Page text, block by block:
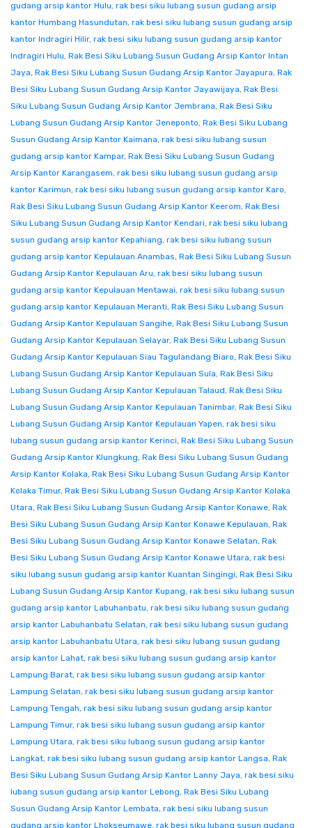
gudang arsip kantor Hulu, rak besi siku lubang susun gudang arsip
kantor Humbang Hasundutan, rak besi siku lubang susun gudang arsip
kantor Indragiri Hilir, rak besi siku lubang susun gudang arsip kantor
Indragiri Hulu, Rak Besi Siku Lubang Susun Gudang Arsip Kantor Intan
Jaya, Rak Besi Siku Lubang Susun Gudang Arsip Kantor Jayapura, Rak
Besi Siku Lubang Susun Gudang Arsip Kantor Jayawijaya, Rak Besi
Siku Lubang Susun Gudang Arsip Kantor Jembrana, Rak Besi Siku
Lubang Susun Gudang Arsip Kantor Jeneponto, Rak Besi Siku Lubang
Susun Gudang Arsip Kantor Kaimana, rak besi siku lubang susun
gudang arsip kantor Kampar, Rak Besi Siku Lubang Susun Gudang
Arsip Kantor Karangasem, rak besi siku lubang susun gudang arsip
kantor Karimun, rak besi siku lubang susun gudang arsip kantor Karo,
Rak Besi Siku Lubang Susun Gudang Arsip Kantor Keerom, Rak Besi
Siku Lubang Susun Gudang Arsip Kantor Kendari, rak besi siku lubang
susun gudang arsip kantor Kepahiang, rak besi siku lubang susun
gudang arsip kantor Kepulauan Anambas, Rak Besi Siku Lubang Susun
Gudang Arsip Kantor Kepulauan Aru, rak besi siku lubang susun
gudang arsip kantor Kepulauan Mentawai, rak besi siku lubang susun
gudang arsip kantor Kepulauan Meranti, Rak Besi Siku Lubang Susun
Gudang Arsip Kantor Kepulauan Sangihe, Rak Besi Siku Lubang Susun
Gudang Arsip Kantor Kepulauan Selayar, Rak Besi Siku Lubang Susun
Gudang Arsip Kantor Kepulauan Siau Tagulandang Biaro, Rak Besi Siku
Lubang Susun Gudang Arsip Kantor Kepulauan Sula, Rak Besi Siku
Lubang Susun Gudang Arsip Kantor Kepulauan Talaud, Rak Besi Siku
Lubang Susun Gudang Arsip Kantor Kepulauan Tanimbar, Rak Besi Siku
Lubang Susun Gudang Arsip Kantor Kepulauan Yapen, rak besi siku
lubang susun gudang arsip kantor Kerinci, Rak Besi Siku Lubang Susun
Gudang Arsip Kantor Klungkung, Rak Besi Siku Lubang Susun Gudang
Arsip Kantor Kolaka, Rak Besi Siku Lubang Susun Gudang Arsip Kantor
Kolaka Timur, Rak Besi Siku Lubang Susun Gudang Arsip Kantor Kolaka
Utara, Rak Besi Siku Lubang Susun Gudang Arsip Kantor Konawe, Rak
Besi Siku Lubang Susun Gudang Arsip Kantor Konawe Kepulauan, Rak
Besi Siku Lubang Susun Gudang Arsip Kantor Konawe Selatan, Rak
Besi Siku Lubang Susun Gudang Arsip Kantor Konawe Utara, rak besi
siku lubang susun gudang arsip kantor Kuantan Singingi, Rak Besi Siku
Lubang Susun Gudang Arsip Kantor Kupang, rak besi siku lubang susun
gudang arsip kantor Labuhanbatu, rak besi siku lubang susun gudang
arsip kantor Labuhanbatu Selatan, rak besi siku lubang susun gudang
arsip kantor Labuhanbatu Utara, rak besi siku lubang susun gudang
arsip kantor Lahat, rak besi siku lubang susun gudang arsip kantor
Lampung Barat, rak besi siku lubang susun gudang arsip kantor
Lampung Selatan, rak besi siku lubang susun gudang arsip kantor
Lampung Tengah, rak besi siku lubang susun gudang arsip kantor
Lampung Timur, rak besi siku lubang susun gudang arsip kantor
Lampung Utara, rak besi siku lubang susun gudang arsip kantor
Langkat, rak besi siku lubang susun gudang arsip kantor Langsa, Rak
Besi Siku Lubang Susun Gudang Arsip Kantor Lanny Jaya, rak besi siku
lubang susun gudang arsip kantor Lebong, Rak Besi Siku Lubang
Susun Gudang Arsip Kantor Lembata, rak besi siku lubang susun
gudang arsip kantor Lhokseumawe, rak besi siku lubang susun gudang